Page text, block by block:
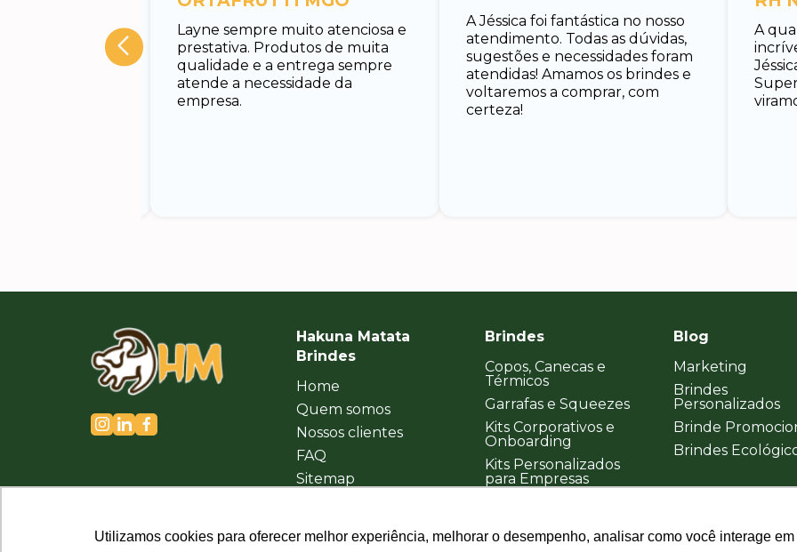
Utilizamos cookies para oferecer melhor experiência, melhorar o desempenho, analisar como você interage
Utilizamos cookies para oferecer melhor experiência, melhorar o desempenho, analisar como você interage
muito
e rápido em
Layne sempre muito atenciosa e
prestativa. Produtos de muita
qualidade e a entrega sempre
atende a necessidade da
empresa.
A Jéssica foi fantástica no nosso
atendimento. Todas as dúvidas,
sugestões e necessidades foram
atendidas! Amamos os brindes e
voltaremos a comprar, com
certeza!
A
Hakuna Matata
Brindes
Home
Quem somos
Nossos clientes
FAQ
Sitemap
Brindes
Copos, Canecas e
Térmicos
Garrafas e Squeezes
Kits Corporativos e
Onboarding
Kits Personalizados
para Empresas
Blog
Marketing
Brindes
Personalizados
Brinde
Brindes